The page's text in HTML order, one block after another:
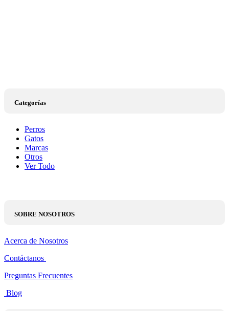
Categorías
Perros
Gatos
Marcas
Otros
Ver Todo
SOBRE NOSOTROS
Acerca de Nosotros
Contáctanos
Preguntas Frecuentes
Blog